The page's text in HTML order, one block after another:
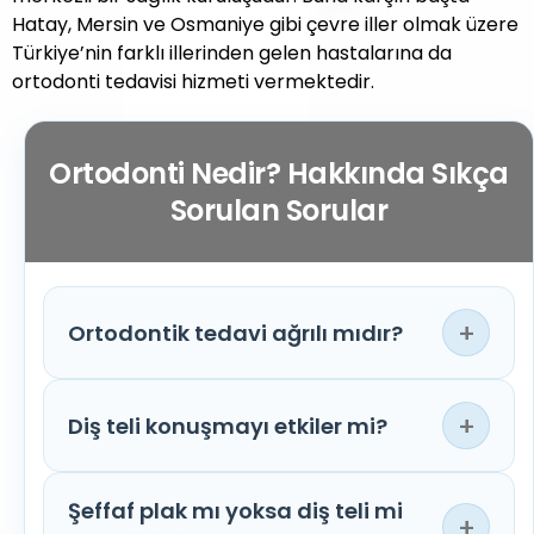
Hatay, Mersin ve Osmaniye gibi çevre iller olmak üzere
Türkiye’nin farklı illerinden gelen hastalarına da
ortodonti tedavisi hizmeti vermektedir.
Ortodonti Nedir? Hakkında Sıkça
Sorulan Sorular
Ortodontik tedavi ağrılı mıdır? +
Tedavinin başlangıç aşamasında, ilk
günlerde ya da tel aktivasyonlarından sonra
hafif düzeyde hassasiyet şikayeti
gözlenebilir. Bu sorun genellikle ilk birkaç
Diş teli konuşmayı etkiler mi? +
Tedavinin ilk günlerinde hastanın alışma
Şeffaf plak mı yoksa diş teli mi